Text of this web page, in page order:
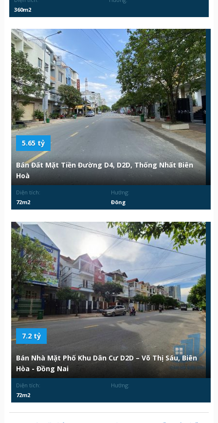
360m2
5.65 tỷ
Bán Đất Mặt Tiền Đường D4, D2D, Thống Nhất Biên
Hoà
Diện tích:
72m2
Hướng:
Đông
7.2 tỷ
Bán Nhà Mặt Phố Khu Dân Cư D2D – Võ Thị Sáu, Biên
Hòa - Đồng Nai
Diện tích:
72m2
Hướng: